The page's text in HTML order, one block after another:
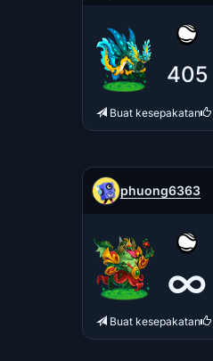
405
Buat kesepakatan
phuong6363
∞
Buat kesepakatan